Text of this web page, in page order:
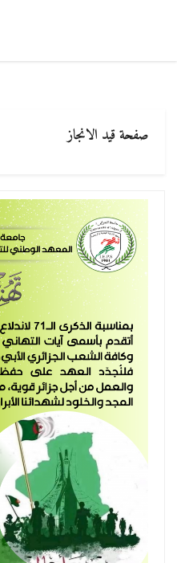
صفحة قيد الانجاز